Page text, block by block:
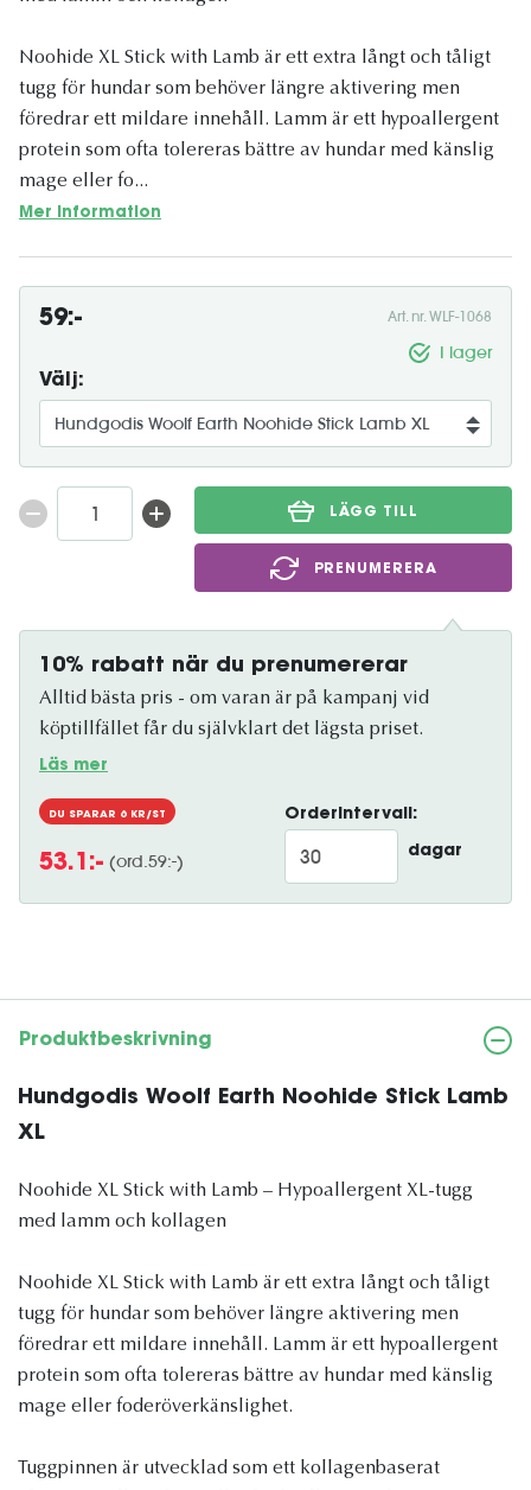
Noohide XL Stick with Lamb är ett extra långt och tåligt
tugg för hundar som behöver längre aktivering men
föredrar ett mildare innehåll. Lamm är ett hypoallergent
protein som ofta tolereras bättre av hundar med känslig
mage eller fo...
Mer information
59:- Art. nr. WLF-1068
I lager
Välj:
LÄGG TILL
PRENUMERERA
10% rabatt när du prenumererar
Alltid bästa pris - om varan är på kampanj vid
köptillfället får du självklart det lägsta priset.
Läs mer
DU SPARAR 6 KR/ST
53.1 :- (ord.59:-)
Orderintervall:
dagar
Produktbeskrivning
Hundgodis Woolf Earth Noohide Stick Lamb
XL
Noohide XL Stick with Lamb – Hypoallergent XL-tugg
med lamm och kollagen
Noohide XL Stick with Lamb är ett extra långt och tåligt
tugg för hundar som behöver längre aktivering men
föredrar ett mildare innehåll. Lamm är ett hypoallergent
protein som ofta tolereras bättre av hundar med känslig
mage eller foderöverkänslighet.
Tuggpinnen är utvecklad som ett kollagenbaserat